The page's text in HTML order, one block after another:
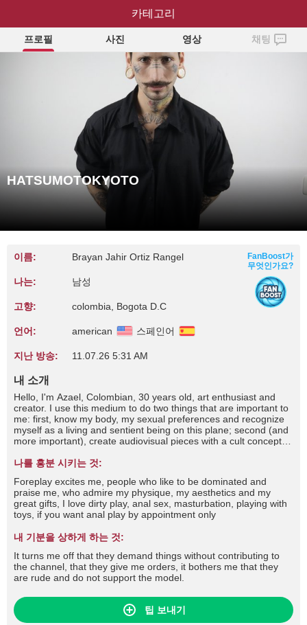
HATSUMOTOKYOTO
프로필 사진 영상 채팅
HATSUMOTOKYOTO
이름: Brayan Jahir Ortiz Rangel
나는: 남성
고향: colombia, Bogota D.C
언어: american 스페인어
지난 방송: 11.07.26 5:31 AM
FanBoost가
무엇인가요?
내 소개
Hello, I'm Azael, Colombian, 30 years old, art enthusiast and
creator. I use this medium to do two things that are important to
me: first, know my body, my sexual preferences and recognize
myself as a living and sentient being on this plane; second (and
more important), create audiovisual pieces with a cult concept,
the process comes from self-acceptance. Bi-Vers. Apocalyptic
나를 흥분 시키는 것:
Foreplay excites me, people who like to be dominated and
praise me, who admire my physique, my aesthetics and my
great gifts, I love dirty play, anal sex, masturbation, playing with
toys, if you want anal play by appointment only
내 기분을 상하게 하는 것:
It turns me off that they demand things without contributing to
the channel, that they give me orders, it bothers me that they
are rude and do not support the model.
팁 보내기
카테고리